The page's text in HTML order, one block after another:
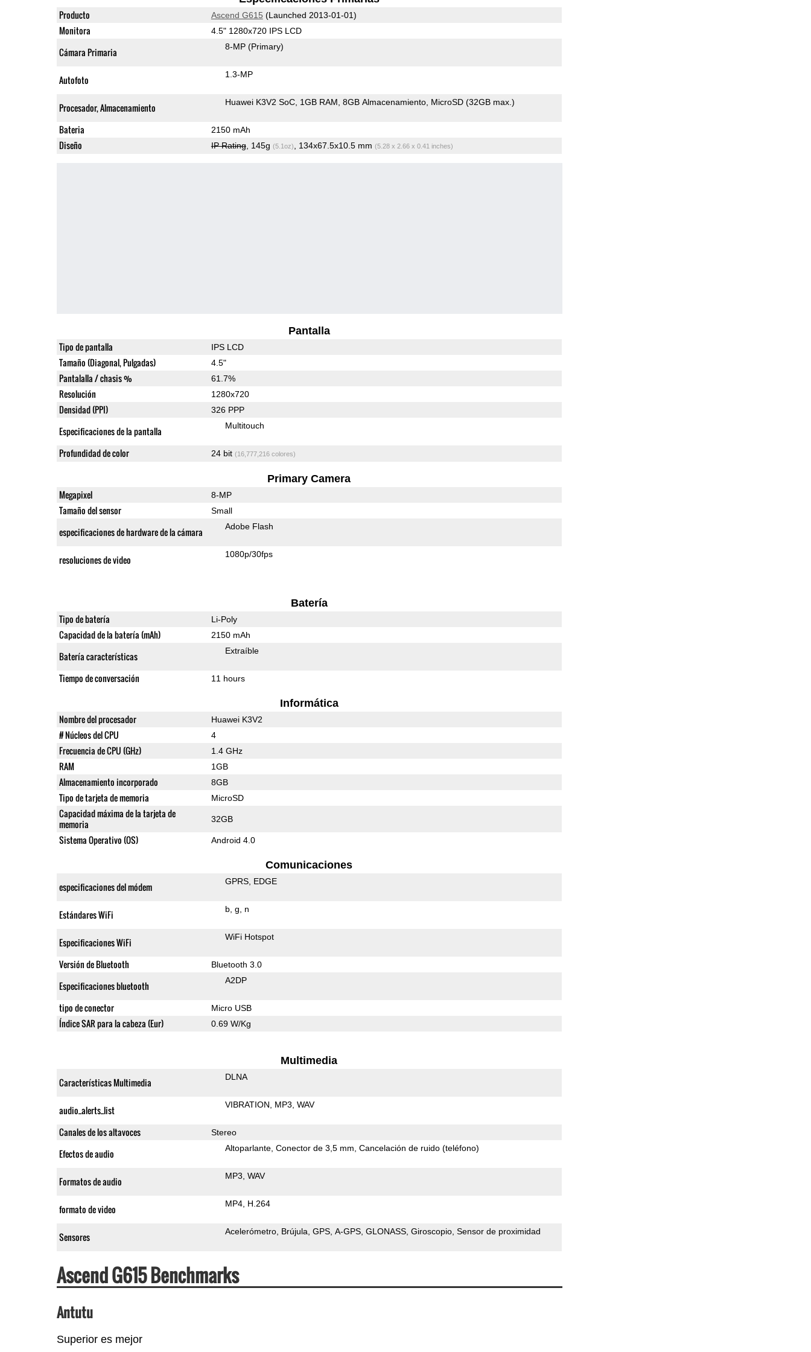
Producto Ascend G615 (Launched 2013-01-01)
Monitora 4.5" 1280x720 IPS LCD
Cámara Primaria 8-MP (Primary)
Autofoto 1.3-MP
Procesador, Almacenamiento Huawei K3V2 SoC 1GB RAM 8GB Almacenamiento MicroSD (32GB max.)
Bateria 2150 mAh
Diseño IP Rating, 145g (5.1oz) , 134x67.5x10.5 mm (5.28 x 2.66 x 0.41 inches)
Pantalla
Tipo de pantalla IPS LCD
Tamaño (Diagonal, Pulgadas) 4.5"
Pantalalla / chasis % 61.7%
Resolución 1280x720
Densidad (PPI) 326 PPP
Especificaciones de la pantalla Multitouch
Profundidad de color 24 bit (16,777,216 colores)
Primary Camera
Megapixel 8-MP
Tamaño del sensor Small
especificaciones de hardware de la cámara Adobe Flash
resoluciones de video 1080p/30fps
Batería
Tipo de batería Li-Poly
Capacidad de la batería (mAh) 2150 mAh
Batería características Extraíble
Tiempo de conversación 11 hours
Informática
Nombre del procesador Huawei K3V2
# Núcleos del CPU 4
Frecuencia de CPU (GHz) 1.4 GHz
RAM 1GB
Almacenamiento incorporado 8GB
Tipo de tarjeta de memoria MicroSD
Capacidad máxima de la tarjeta de
memoria
32GB
Sistema Operativo (OS) Android 4.0
Comunicaciones
especificaciones del módem GPRS EDGE
Estándares WiFi b g n
Especificaciones WiFi WiFi Hotspot
Versión de Bluetooth Bluetooth 3.0
Especificaciones bluetooth A2DP
tipo de conector Micro USB
Índice SAR para la cabeza (Eur) 0.69 W/Kg
Multimedia
Características Multimedia DLNA
audio_alerts_list VIBRATION MP3 WAV
Canales de los altavoces Stereo
Efectos de audio Altoparlante Conector de 3,5 mm Cancelación de ruido (teléfono)
Formatos de audio MP3 WAV
formato de video MP4 H.264
Sensores Acelerómetro Brújula GPS A-GPS GLONASS Giroscopio Sensor de proximidad
Ascend G615 Benchmarks
Antutu
Superior es mejor